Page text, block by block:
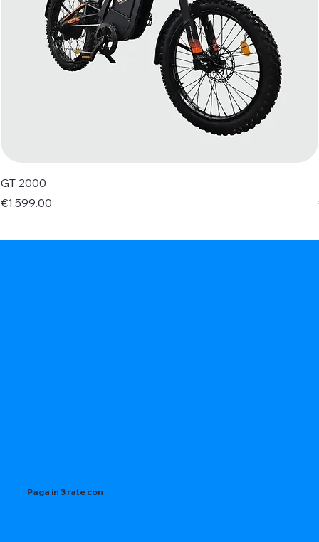
GT 2000
Price
€1,599.00
Paga in 3 rate con